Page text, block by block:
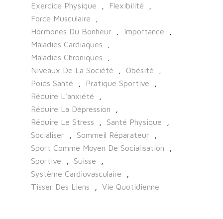
Exercice Physique
Flexibilité
Force Musculaire
Hormones Du Bonheur
Importance
Maladies Cardiaques
Maladies Chroniques
Niveaux De La Société
Obésité
Poids Santé
Pratique Sportive
Réduire L'anxiété
Réduire La Dépression
Réduire Le Stress
Santé Physique
Socialiser
Sommeil Réparateur
Sport Comme Moyen De Socialisation
Sportive
Suisse
Système Cardiovasculaire
Tisser Des Liens
Vie Quotidienne